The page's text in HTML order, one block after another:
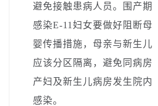
避免接触患病人员。围产期
感染E-11妇女要做好阻断母
婴传播措施，母亲与新生儿
应该分区隔离，避免同病房
产妇及新生儿病房发生院内
感染。